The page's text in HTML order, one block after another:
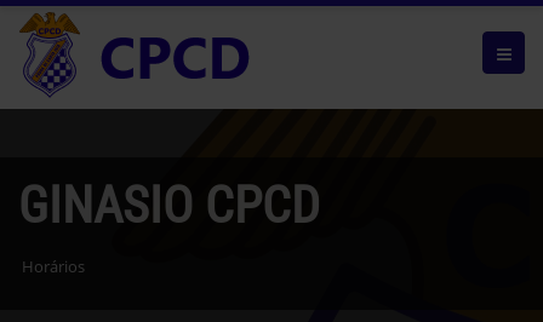
GINASIO CPCD
Horários